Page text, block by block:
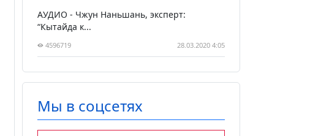
АУДИО - Чжун Наньшань, эксперт:
“Кытайда к...
4596719 28.03.2020 4:05
Мы в соцсетях